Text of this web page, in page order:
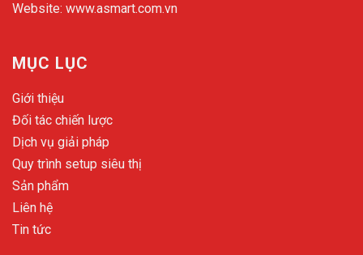
Website: www.asmart.com.vn
MỤC LỤC
Giới thiệu
Đối tác chiến lược
Dịch vụ giải pháp
Quy trình setup siêu thị
Sản phẩm
Liên hệ
Tin tức